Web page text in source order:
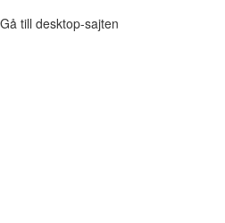
Gå till desktop-sajten